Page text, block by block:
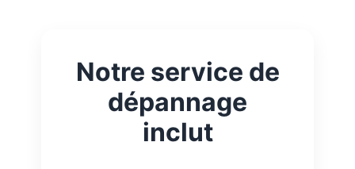
Notre service de
dépannage
inclut